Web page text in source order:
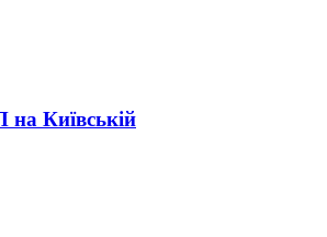
на Київській